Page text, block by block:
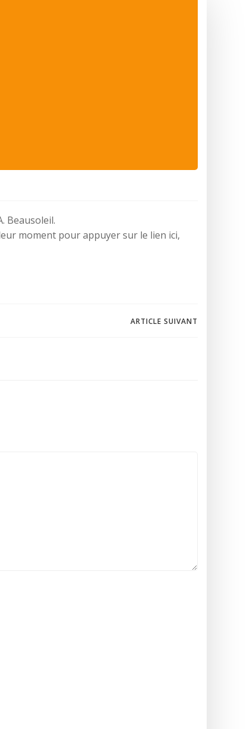
Beausoleil.
moment pour appuyer sur le lien ici,
ARTICLE SUIVANT